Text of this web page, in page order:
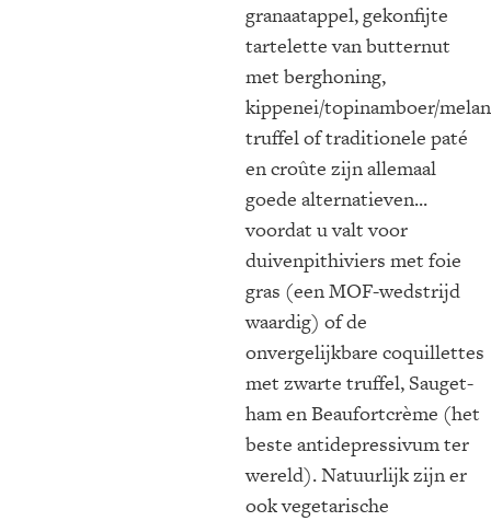
granaatappel, gekonfijte
tartelette van butternut
met berghoning,
kippenei/topinamboer/
truffel of traditionele paté
en croûte zijn allemaal
goede alternatieven...
voordat u valt voor
duivenpithiviers met foie
gras (een MOF-wedstrijd
waardig) of de
onvergelijkbare coquillettes
met zwarte truffel, Sauget-
ham en Beaufortcrème (het
beste antidepressivum ter
wereld). Natuurlijk zijn er
ook vegetarische